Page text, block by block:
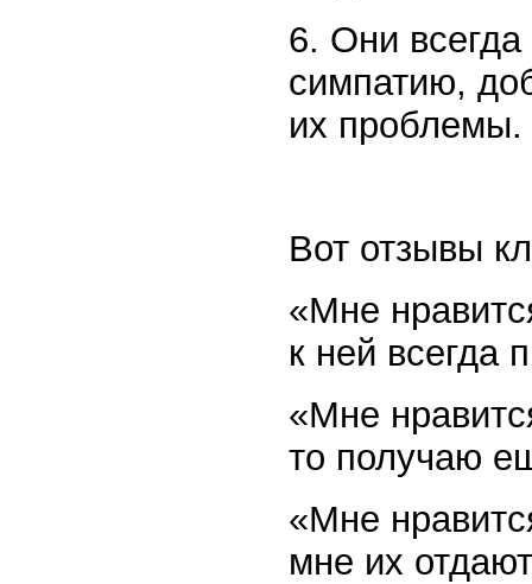
6. Они
симпатию,
их проблемы.
Вот отзывы
«Мне
к ней всегда
«Мне
то получаю
«Мне
мне их